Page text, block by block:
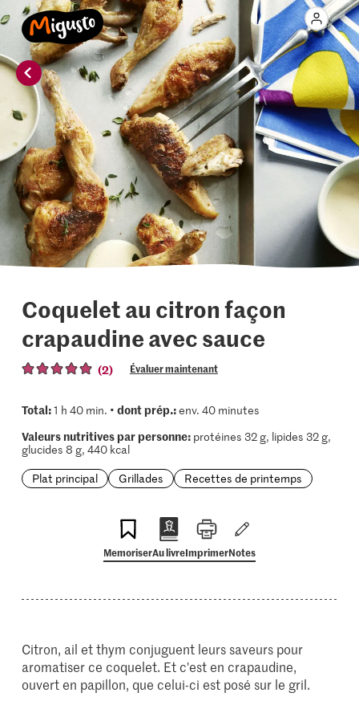
Coquelet au citron façon
crapaudine avec sauce
(2) Évaluer maintenant
Total:1 h 40 min. • dont prép.:env. 40 minutes
Valeurs nutritives par personne:protéines 32 g, lipides 32 g,
glucides 8 g, 440 kcal
Plat principal
Grillades Recettes de printemps
MemoriserAu livreImprimerNotes
Citron, ail et thym conjuguent leurs saveurs pour
aromatiser ce coquelet. Et c'est en crapaudine,
ouvert en papillon, que celui-ci est posé sur le gril.